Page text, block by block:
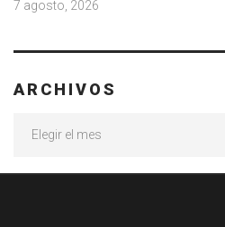
7 agosto, 2026
ARCHIVOS